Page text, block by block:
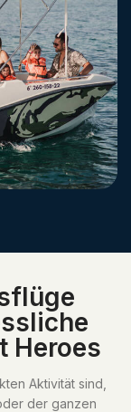
Heroes
Aktivität sind,
der ganzen